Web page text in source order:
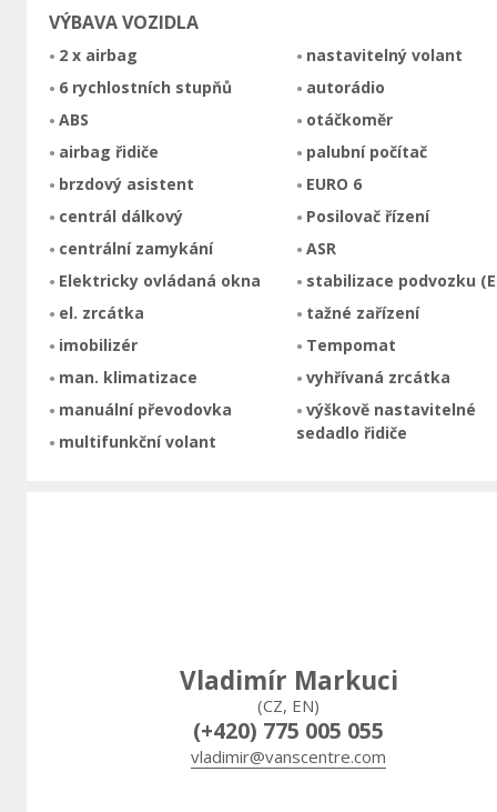
VÝBAVA VOZIDLA
2 x airbag
6 rychlostních stupňů
ABS
airbag řidiče
brzdový asistent
centrál dálkový
centrální zamykání
Elektricky ovládaná okna
el. zrcátka
imobilizér
man. klimatizace
manuální převodovka
multifunkční volant
nastavitelný volant
autorádio
otáčkoměr
palubní počítač
EURO 6
Posilovač řízení
ASR
stabilizace podvozku
tažné zařízení
Tempomat
vyhřívaná zrcátka
výškově nastavitelné
sedadlo řidiče
Vladimír Markuci
(CZ, EN)
(+420) 775 005 055
vladimir@vanscentre.com